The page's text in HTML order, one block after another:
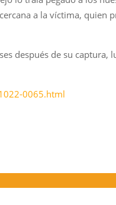
a la víctima, quien
después de su captura,
0065.html